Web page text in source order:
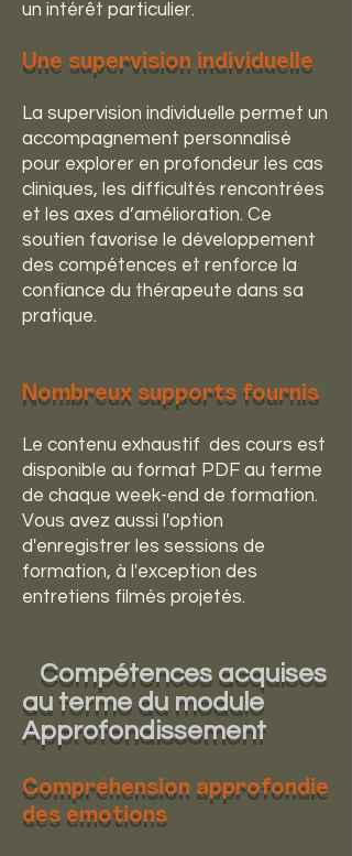
un intérêt particulier.
Une supervision individuelle
La supervision individuelle permet un
accompagnement personnalisé
pour explorer en profondeur les cas
cliniques, les difficultés rencontrées
et les axes d’amélioration. Ce
soutien favorise le développement
des compétences et renforce la
confiance du thérapeute dans sa
pratique.
Nombreux supports fournis
Le contenu exhaustif des cours est
disponible au format PDF au terme
de chaque week-end de formation.
Vous avez aussi l'option
d'enregistrer les sessions de
formation, à l'exception des
entretiens filmés projetés.
Compétences acquises
au terme du module
Approfondissement
Compréhension approfondie
des émotions